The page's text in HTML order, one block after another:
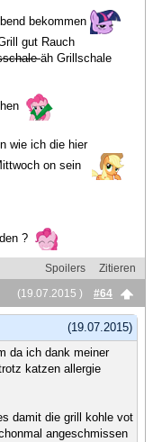
bekommen
gut Rauch
äh Grillschale
wie ich die hier
on sein
?
Spoilers
Zitieren
(19.07.2015 )
#64
(19.07.2015)
da ich dank meiner
katzen allergie
damit die grill kohle vot
angeschmissen